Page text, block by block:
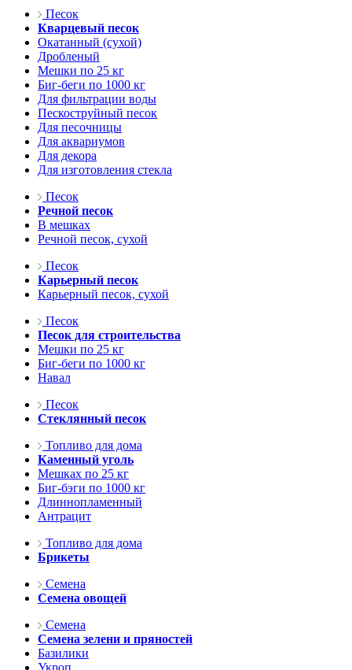
Песок
Кварцевый песок
Окатанный (сухой)
Дробленый
Мешки по 25 кг
Биг-беги по 1000 кг
Для фильтрации воды
Пескоструйный песок
Для песочницы
Для аквариумов
Для декора
Для изготовления стекла
Песок
Речной песок
В мешках
Речной песок, сухой
Песок
Карьерный песок
Карьерный песок, сухой
Песок
Песок для строительства
Мешки по 25 кг
Биг-беги по 1000 кг
Навал
Песок
Стеклянный песок
Топливо для дома
Каменный уголь
Мешках по 25 кг
Биг-бэги по 1000 кг
Длиннопламенный
Антрацит
Топливо для дома
Брикеты
Семена
Семена овощей
Семена
Семена зелени и пряностей
Базилики
Укроп